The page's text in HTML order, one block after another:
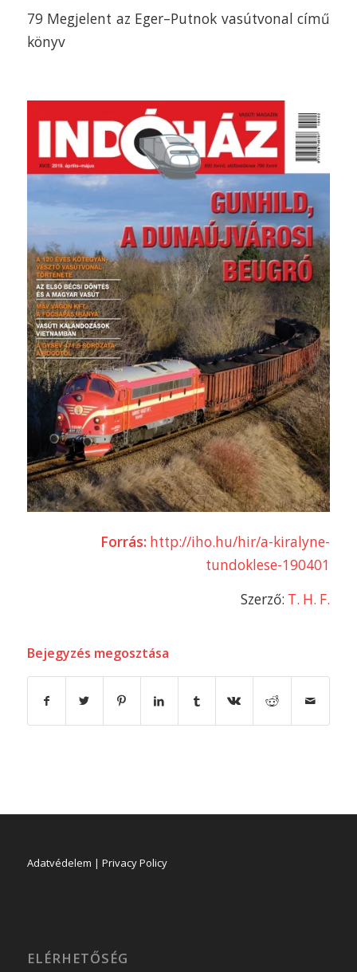
79 Megjelent az Eger–Putnok vasútvonal című
könyv
Forrás: http://iho.hu/hir/a-kiralyne-
tundoklese-190401
Szerző: T. H. F.
Bejegyzés megosztása
Adatvédelem | Privacy Policy
ELÉRHETŐSÉG